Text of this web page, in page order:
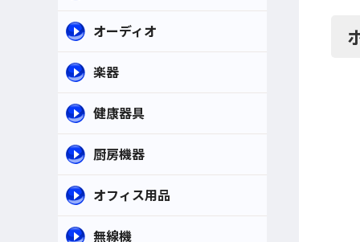
オーディオ
楽器
健康器具
厨房機器
オフィス用品
無線機